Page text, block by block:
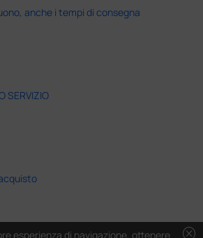
anche i tempi di consegna
SERVIZIO
cancel
esperienza di navigazione, ottenere